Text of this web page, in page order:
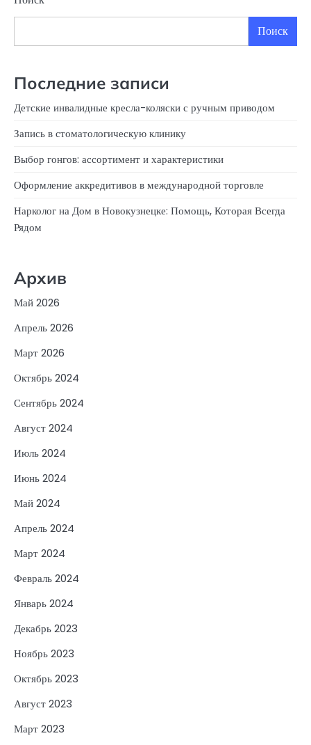
Поиск
Последние записи
Детские инвалидные кресла-коляски с ручным приводом
Запись в стоматологическую клинику
Выбор гонгов: ассортимент и характеристики
Оформление аккредитивов в международной торговле
Нарколог на Дом в Новокузнецке: Помощь, Которая Всегда
Рядом
Архив
Май 2026
Апрель 2026
Март 2026
Октябрь 2024
Сентябрь 2024
Август 2024
Июль 2024
Июнь 2024
Май 2024
Апрель 2024
Март 2024
Февраль 2024
Январь 2024
Декабрь 2023
Ноябрь 2023
Октябрь 2023
Август 2023
Март 2023